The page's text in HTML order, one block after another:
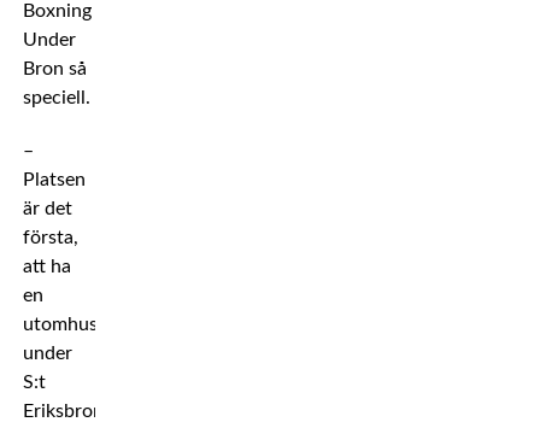
Boxning
Under
Bron så
speciell.
–
Platsen
är det
första,
att ha
en
utomhusgala,
under
S:t
Eriksbron